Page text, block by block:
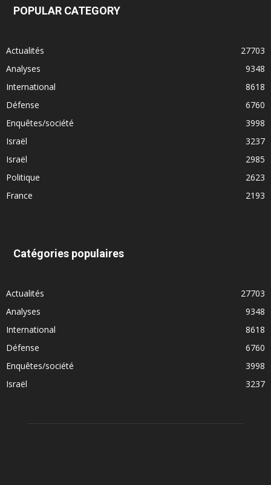
POPULAR CATEGORY
Actualités
27703
Analyses
9348
International
8618
Défense
6760
Enquêtes/société
3998
Israël
3237
Israël
2985
Politique
2623
France
2193
Catégories populaires
Actualités
27703
Analyses
9348
International
8618
Défense
6760
Enquêtes/société
3998
Israël
3237